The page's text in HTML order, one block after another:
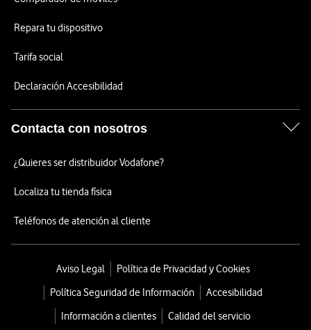
Repara tu dispositivo
Tarifa social
Declaración Accesibilidad
Contacta con nosotros
¿Quieres ser distribuidor Vodafone?
Localiza tu tienda física
Teléfonos de atención al cliente
Aviso Legal
Política de Privacidad y Cookies
Política Seguridad de Información
Accesibilidad
Información a clientes
Calidad del servicio